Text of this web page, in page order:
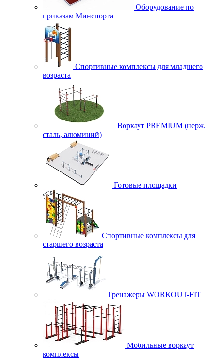
Оборудование по
приказам Минспорта
Спортивные комплексы для младшего
возраста
Воркаут PREMIUM (нерж.
сталь, алюминий)
Готовые площадки
Спортивные комплексы для
старшего возраста
Тренажеры WORKOUT-FIT
Мобильные воркаут
комплексы